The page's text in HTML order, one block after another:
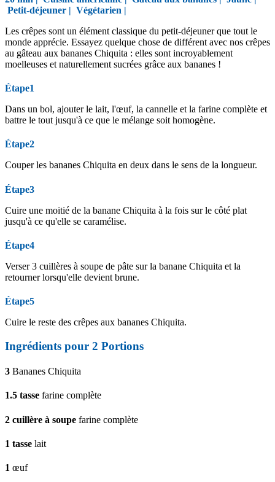
Petit-déjeuner | Végétarien |
Les crêpes sont un élément classique du petit-déjeuner que tout le
monde apprécie. Essayez quelque chose de différent avec nos crêpes
au gâteau aux bananes Chiquita : elles sont incroyablement
moelleuses et naturellement sucrées grâce aux bananes !
Étape1
Dans un bol, ajouter le lait, l'œuf, la cannelle et la farine complète et
battre le tout jusqu'à ce que le mélange soit homogène.
Étape2
Couper les bananes Chiquita en deux dans le sens de la longueur.
Étape3
Cuire une moitié de la banane Chiquita à la fois sur le côté plat
jusqu'à ce qu'elle se caramélise.
Étape4
Verser 3 cuillères à soupe de pâte sur la banane Chiquita et la
retourner lorsqu'elle devient brune.
Étape5
Cuire le reste des crêpes aux bananes Chiquita.
Ingrédients pour 2 Portions
3 Bananes Chiquita
1.5 tasse farine complète
2 cuillère à soupe farine complète
1 tasse lait
1 œuf